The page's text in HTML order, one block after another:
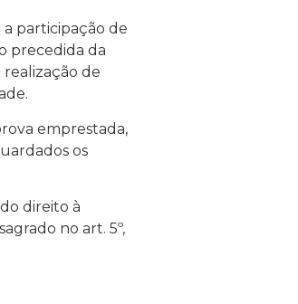
participação de
precedida da
de
emprestada,
os
direito à
no art. 5º,